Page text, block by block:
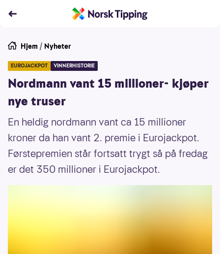
Hjem / Nyheter
EUROJACKPOT VINNERHISTORIE
Nordmann vant 15 millioner- kjøper
nye truser
En heldig nordmann vant ca 15 millioner
kroner da han vant 2. premie i Eurojackpot.
Førstepremien står fortsatt trygt så på fredag
er det 350 millioner i Eurojackpot.